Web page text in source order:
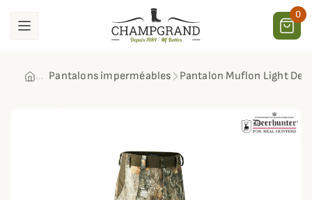
0
Pantalons imperméables Pantalon Muflon Light